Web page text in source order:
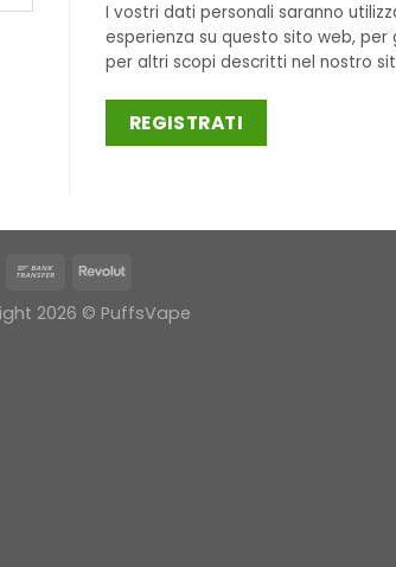
I vostri dati personali saranno
esperienza su questo sito web,
per altri scopi descritti nel nostro
REGISTRATI
2026 © PuffsVape